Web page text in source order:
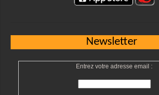
Newsletter
Entrez votre adresse email :